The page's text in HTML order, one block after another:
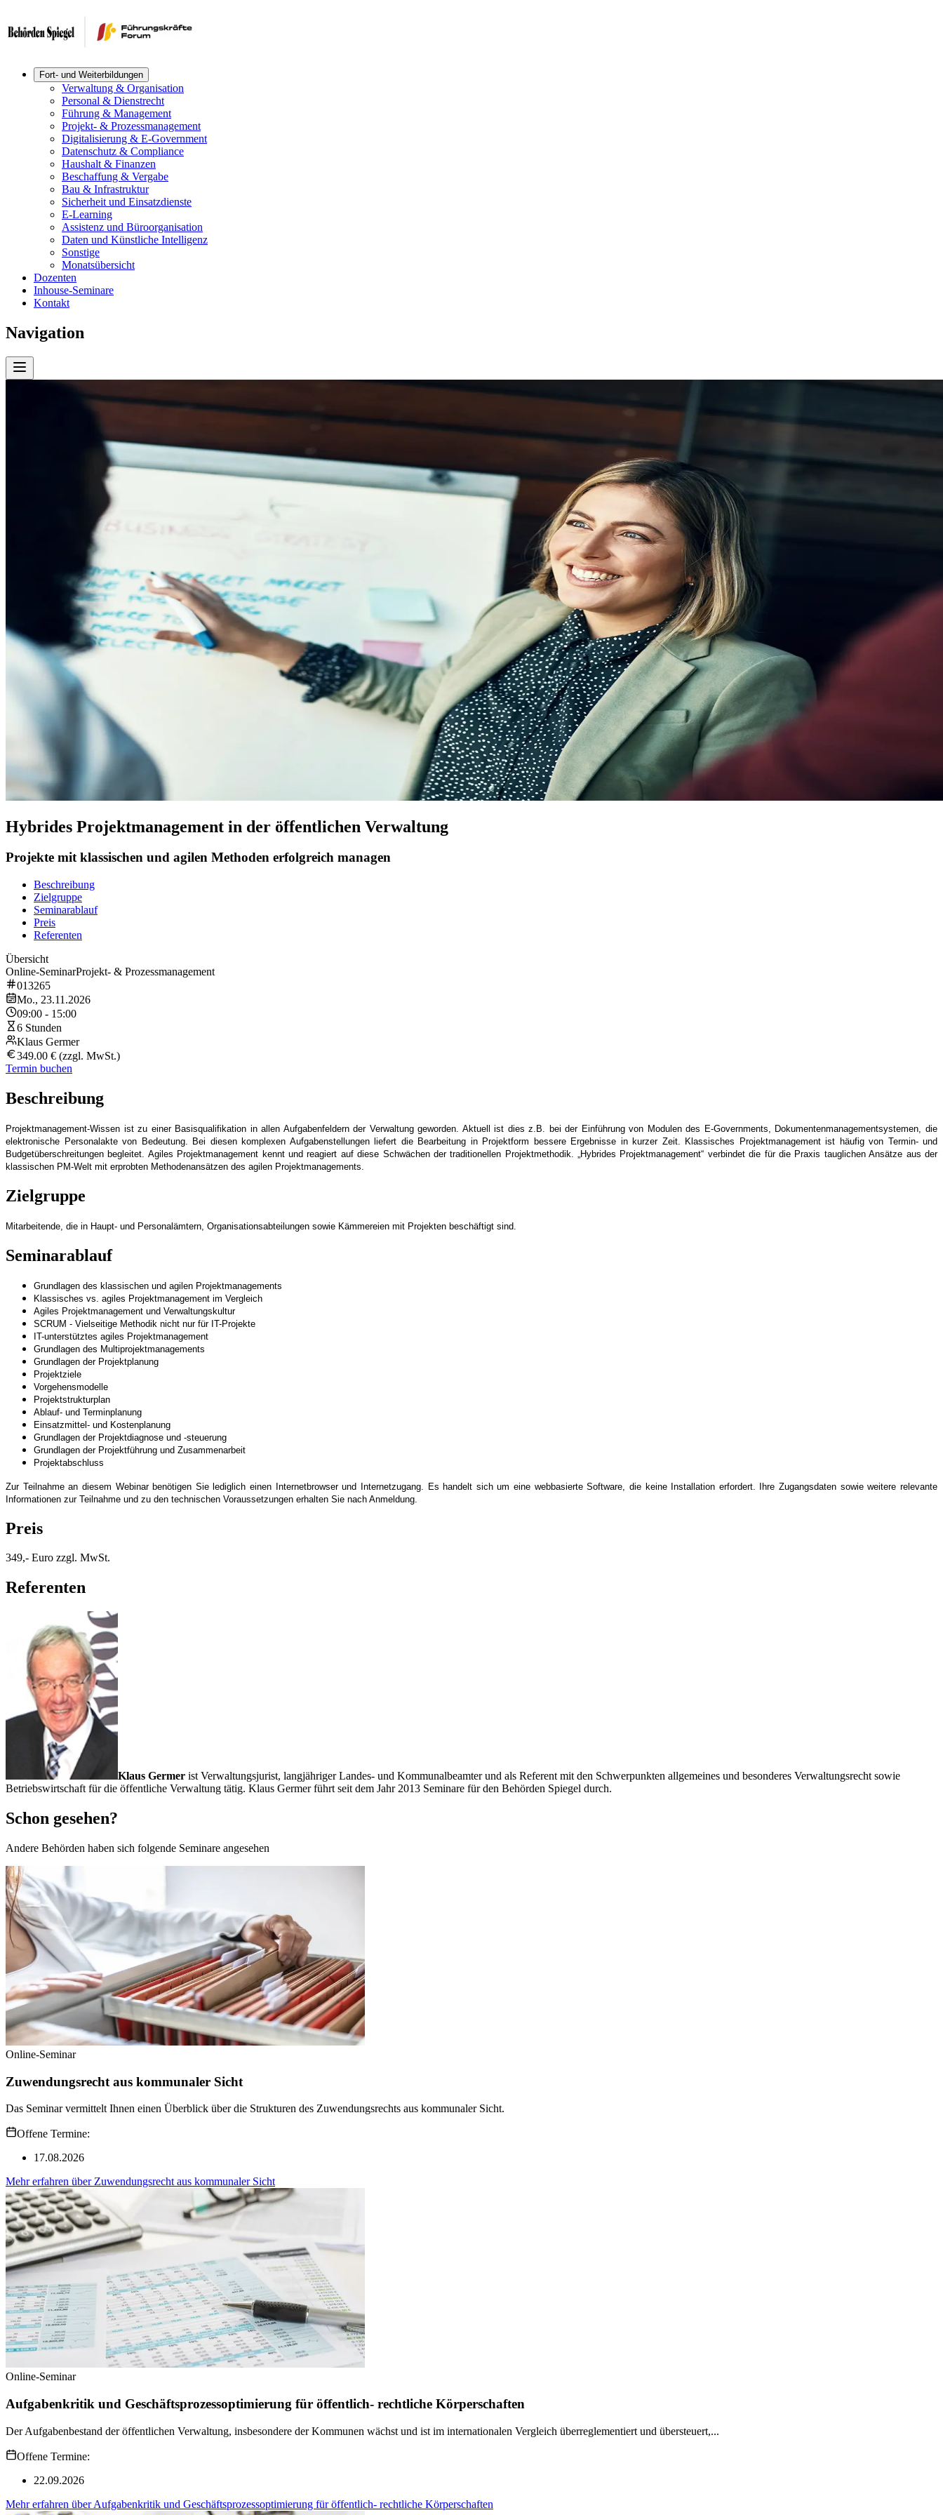
Fort- und Weiterbildungen
Verwaltung & Organisation
Personal & Dienstrecht
Führung & Management
Projekt- & Prozessmanagement
Digitalisierung & E-Government
Datenschutz & Compliance
Haushalt & Finanzen
Beschaffung & Vergabe
Bau & Infrastruktur
Sicherheit und Einsatzdienste
E-Learning
Assistenz und Büroorganisation
Daten und Künstliche Intelligenz
Sonstige
Monatsübersicht
Dozenten
Inhouse-Seminare
Kontakt
Navigation
Hybrides Projektmanagement in der öffentlichen Verwaltung
Projekte mit klassischen und agilen Methoden erfolgreich managen
Beschreibung
Zielgruppe
Seminarablauf
Preis
Referenten
Übersicht
Online-SeminarProjekt- & Prozessmanagement
013265
Mo., 23.11.2026
09:00 - 15:00
6 Stunden
Klaus Germer
349.00 € (zzgl. MwSt.)
Termin buchen
Beschreibung
Projektmanagement-Wissen ist zu einer Basisqualifikation in allen Aufgabenfeldern der Verwaltung geworden. Aktuell ist dies z.B. bei der Einführung von Modulen des E-Governments, Dokumentenmanagementsystemen, die
elektronische Personalakte von Bedeutung. Bei diesen komplexen Aufgabenstellungen liefert die Bearbeitung in Projektform bessere Ergebnisse in kurzer Zeit. Klassisches Projektmanagement ist häufig von Termin- und
Budgetüberschreitungen begleitet. Agiles Projektmanagement kennt und reagiert auf diese Schwächen der traditionellen Projektmethodik. „Hybrides Projektmanagement“ verbindet die für die Praxis tauglichen Ansätze aus der
klassischen PM-Welt mit erprobten Methodenansätzen des agilen Projektmanagements.
Zielgruppe
Mitarbeitende, die in Haupt- und Personalämtern, Organisationsabteilungen sowie Kämmereien mit Projekten beschäftigt sind.
Seminarablauf
Grundlagen des klassischen und agilen Projektmanagements
Klassisches vs. agiles Projektmanagement im Vergleich
Agiles Projektmanagement und Verwaltungskultur
SCRUM - Vielseitige Methodik nicht nur für IT-Projekte
IT-unterstütztes agiles Projektmanagement
Grundlagen des Multiprojektmanagements
Grundlagen der Projektplanung
Projektziele
Vorgehensmodelle
Projektstrukturplan
Ablauf- und Terminplanung
Einsatzmittel- und Kostenplanung
Grundlagen der Projektdiagnose und -steuerung
Grundlagen der Projektführung und Zusammenarbeit
Projektabschluss
Zur Teilnahme an diesem Webinar benötigen Sie lediglich einen Internetbrowser und Internetzugang. Es handelt sich um eine webbasierte Software, die keine Installation erfordert. Ihre Zugangsdaten sowie weitere relevante
Informationen zur Teilnahme und zu den technischen Voraussetzungen erhalten Sie nach Anmeldung.
Preis
349,- Euro zzgl. MwSt.
Referenten
Klaus Germer ist Verwaltungsjurist, langjähriger Landes- und Kommunalbeamter und als Referent mit den Schwerpunkten allgemeines und besonderes Verwaltungsrecht sowie
Betriebswirtschaft für die öffentliche Verwaltung tätig. Klaus Germer führt seit dem Jahr 2013 Seminare für den Behörden Spiegel durch.
Schon gesehen?
Andere Behörden haben sich folgende Seminare angesehen
Online-Seminar
Zuwendungsrecht aus kommunaler Sicht
Das Seminar vermittelt Ihnen einen Überblick über die Strukturen des Zuwendungsrechts aus kommunaler Sicht.
Offene Termine:
17.08.2026
Mehr erfahren überZuwendungsrecht aus kommunaler Sicht
Online-Seminar
Aufgabenkritik und Geschäftsprozessoptimierung für öffentlich- rechtliche Körperschaften
Der Aufgabenbestand der öffentlichen Verwaltung, insbesondere der Kommunen wächst und ist im internationalen Vergleich überreglementiert und übersteuert,...
Offene Termine:
22.09.2026
Mehr erfahren überAufgabenkritik und Geschäftsprozessoptimierung für öffentlich- rechtliche Körperschaften